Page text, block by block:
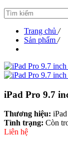
Trang chủ /
Sản phẩm /
iPad Pro 9.7
Thương hiệu: iPad
Tình trạng: Còn
Liên hệ